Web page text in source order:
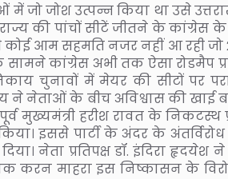
में जो जोश उत्पन्न किया था उसे
की पांचों सीटें जीतने के कांग्रेस के
आम सहमति नजर नहीं आ रही जो
कांग्रेस अभी तक ऐसा रोडमैप
चुनावों में मेयर की सीटों पर
ने नेताओं के बीच अविश्वास की खाई
मुख्यमंत्री हरीश रावत के निकटस्थ
इससे पार्टी के अंदर के अंतर्विरोध
नेता प्रतिपक्ष डॉ. इंदिरा हृदयेश ने
करन माहरा इस निष्कासन के